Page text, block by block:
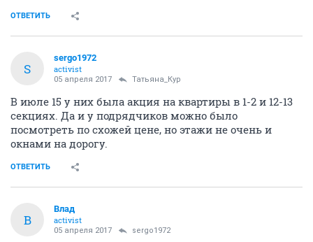
ОТВЕТИТЬ
S
sergo1972
activist
05 апреля 2017 Татьяна_Кур
В июле 15 у них была акция на квартиры в 1-2 и 12-13
секциях. Да и у подрядчиков можно было
посмотреть по схожей цене, но этажи не очень и
окнами на дорогу.
ОТВЕТИТЬ
В
Влад
activist
05 апреля 2017 sergo1972